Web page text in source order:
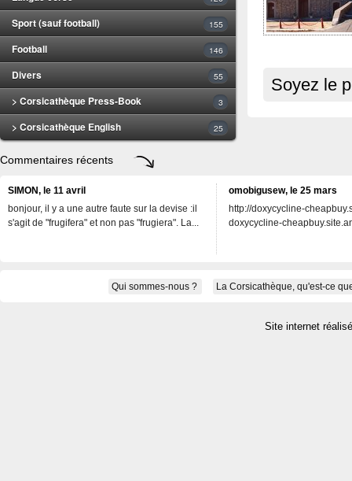
Sport (sauf football) 155
Football 146
Divers 55
> Corsicathèque Press-Book 3
> Corsicathèque English 25
Soyez le
Commentaires récents
SIMON, le 11 avril
bonjour, il y a une autre faute sur la devise :il
s'agit de "frugifera" et non pas "frugiera". La...
omobigusew, le 25 mars
http://doxycycline-
doxycycline-
Qui sommes-nous ? La Corsicathèque, qu'est-ce
Site internet